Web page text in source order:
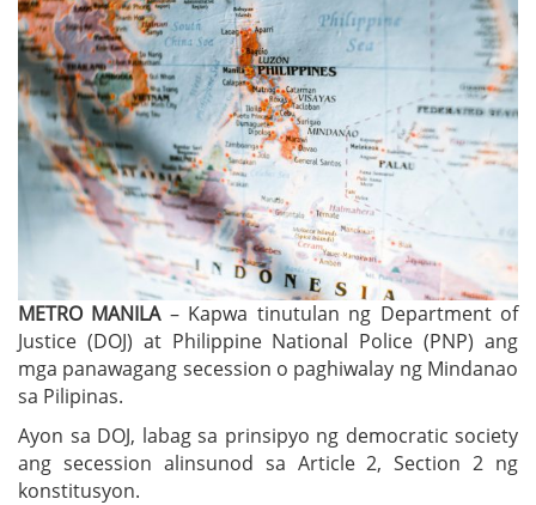
METRO MANILA– Kapwa tinutulan ng Department of
Justice (DOJ) at Philippine National Police (PNP) ang
mga panawagang secession o paghiwalay ng Mindanao
sa Pilipinas.
Ayon sa DOJ, labag sa prinsipyo ng democratic society
ang secession alinsunod sa Article 2, Section 2 ng
konstitusyon.